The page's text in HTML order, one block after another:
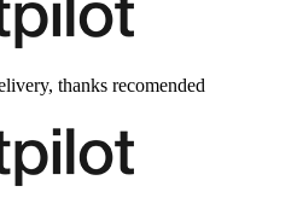
thanks recomended